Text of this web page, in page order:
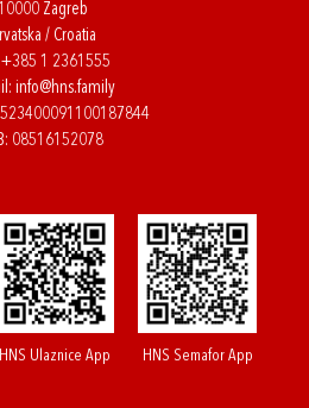
10000 Zagreb
/ Croatia
+385 1 2361555
info@hns.family
08516152078
HNS Ulaznice App HNS Semafor App